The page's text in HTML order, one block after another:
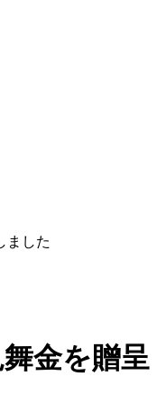
ました
金を贈呈